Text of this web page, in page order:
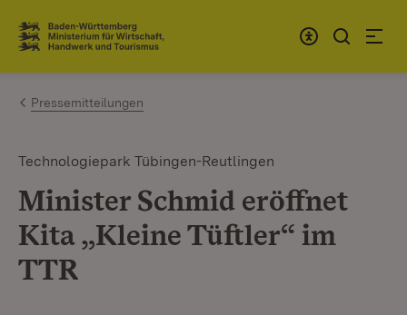
Zum Inhalt springen
Link zur Startseite
Pressemitteilungen
Technologiepark Tübingen-Reutlingen
Minister Schmid eröffnet
Kita „Kleine Tüftler“ im
TTR